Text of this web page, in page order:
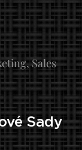
Sales
Sady